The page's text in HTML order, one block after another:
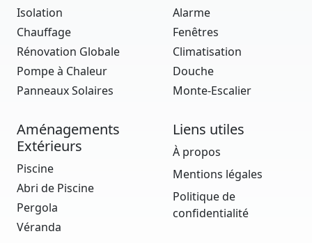
Isolation
Chauffage
Rénovation Globale
Pompe à Chaleur
Panneaux Solaires
Alarme
Fenêtres
Climatisation
Douche
Monte-Escalier
Aménagements
Extérieurs
Piscine
Abri de Piscine
Pergola
Véranda
Liens utiles
À propos
Mentions légales
Politique de
confidentialité